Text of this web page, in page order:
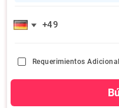
Requerimientos